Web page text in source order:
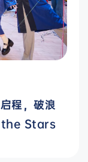
程，破浪
the Stars